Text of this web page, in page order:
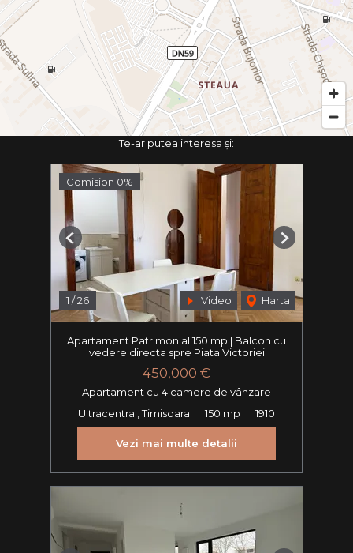
Te-ar putea interesa și:
Comision 0%
1 /26 Video Harta
Previous Next
Apartament Patrimonial 150 mp | Balcon cu
vedere directa spre Piata Victoriei
450,000 €
Apartament cu 4 camere de vânzare
Ultracentral, Timisoara
150 mp 1910
Vezi mai multe detalii